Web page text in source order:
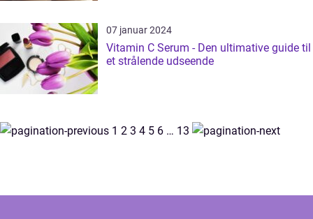
07 januar 2024
Vitamin C Serum - Den ultimative guide til
et strålende udseende
1 2 3 4 5 6 … 13